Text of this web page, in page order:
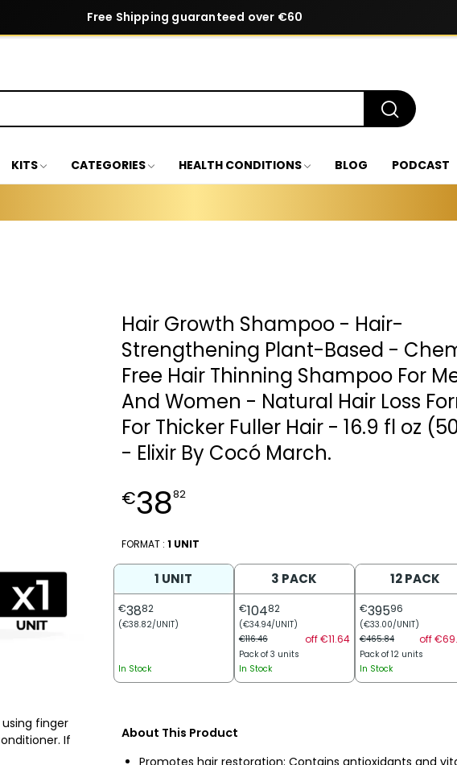
Free Shipping guaranteed over €60
KITS CATEGORIES HEALTH CONDITIONS BLOG PODCAST
finger
If
Hair Growth Shampoo - Hair-
Strengthening Plant-Based -
Free Hair Thinning Shampoo For
And Women - Natural Hair Loss
For Thicker Fuller Hair - 16.9 fl oz
- Elixir By Cocó March.
€3882
FORMAT : 1 UNIT
1 UNIT
€3882
(€38.82/UNIT)
In Stock
3 PACK
€10482
(€34.94/UNIT)
€116.46
off €11.64
Pack of 3 units
In Stock
12 PACK
€39596
(€33.00/UNIT)
€465.84
off
Pack of 12 units
In Stock
About This Product
Promotes hair restoration: Contains antioxidants and